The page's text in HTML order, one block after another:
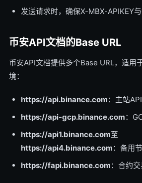
发送请求时，确保X-MBX-APIKEY
币安API文档的Base URL
币安API文档提供多个Base URL，适用
境：
https://api.binance.com：主站
https://api-gcp.binance.com：
https://api1.binance.com至
https://api4.binance.com：备用
https://fapi.binance.com：合约